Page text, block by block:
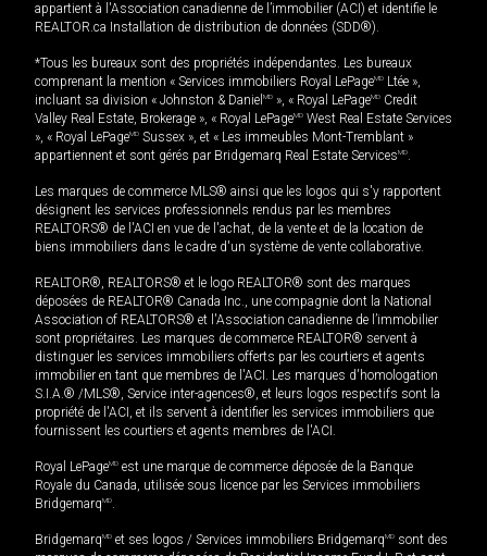
appartient à l'Association canadienne de l’immobilier (ACI) et identifie le
REALTOR.ca Installation de distribution de données (SDD®).
*Tous les bureaux sont des propriétés indépendantes. Les bureaux
comprenant la mention « Services immobiliers Royal LePageMD Ltée »,
incluant sa division « Johnston & Daniel MD », « Royal LePageMD Credit
Valley Real Estate, Brokerage », « Royal LePageMD West Real Estate Services
», « Royal LePageMD Sussex », et « Les immeubles Mont-Tremblant »
appartiennent et sont gérés par Bridgemarq Real Estate ServicesMD.
Les marques de commerce MLS® ainsi que les logos qui s'y rapportent
désignent les services professionnels rendus par les membres
REALTORS® de l'ACI en vue de l'achat, de la vente et de la location de
biens immobiliers dans le cadre d'un système de vente collaborative.
REALTOR®, REALTORS® et le logo REALTOR® sont des marques
déposées de REALTOR® Canada Inc., une compagnie dont la National
Association of REALTORS® et l'Association canadienne de l’immobilier
sont propriétaires. Les marques de commerce REALTOR® servent à
distinguer les services immobiliers offerts par les courtiers et agents
immobilier en tant que membres de l'ACI. Les marques d'homologation
S.I.A.® /MLS®, Service inter-agences®, et leurs logos respectifs sont la
propriété de l'ACI, et ils servent à identifier les services immobiliers que
fournissent les courtiers et agents membres de l'ACI.
Royal LePageMD est une marque de commerce déposée de la Banque
Royale du Canada, utilisée sous licence par les Services immobiliers
BridgemarqMD.
BridgemarqMD et ses logos / Services immobiliers BridgemarqMD sont des